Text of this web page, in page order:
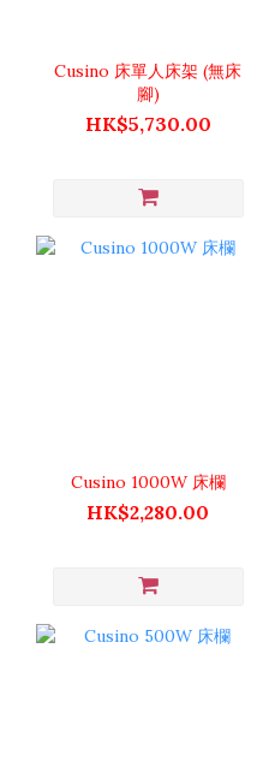
Cusino 床單人床架 (無床
腳)
HK$5,730.00
Cusino 1000W 床欄
HK$2,280.00